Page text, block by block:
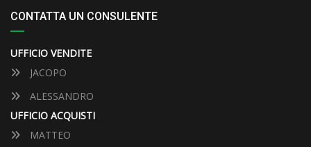
CONTATTA UN CONSULENTE
UFFICIO VENDITE
JACOPO
ALESSANDRO
UFFICIO ACQUISTI
MATTEO